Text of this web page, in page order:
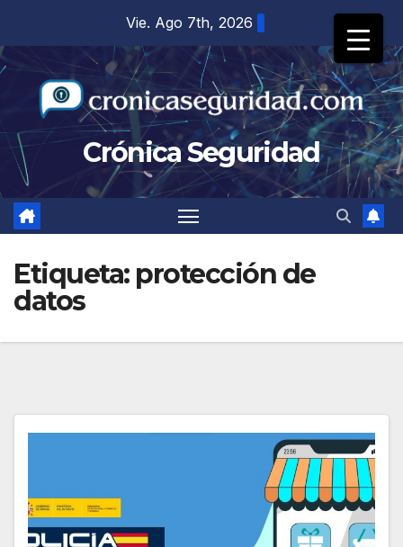
contenido
Vie. Ago 7th, 2026
Crónica Seguridad
Etiqueta: protección de
datos